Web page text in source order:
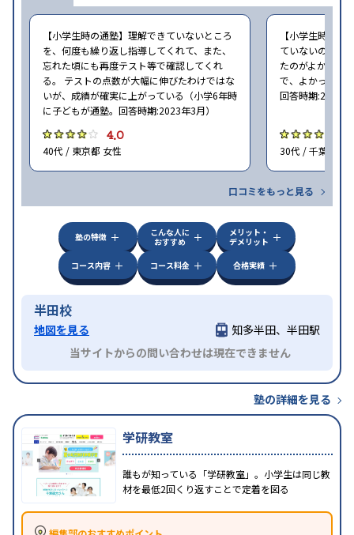
【小学生時の通塾】理解できていないところ
を、何度も繰り返し指導してくれて、また、
忘れた頃にも再度テスト等で確認してくれ
る。 テストの点数が大幅に伸びたわけではな
いが、成績が確実に上がっている（小学6年時
に子どもが通塾。回答時期:2023年3月）
4.0
40代 / 東京都 女性
【小学生時の通
ていないので、
たのがよかった
で、よかった（
回答時期:2023
30代 / 千葉県 女
口コミをもっと見る
塾の特徴
こんな人に
おすすめ
メリット・
デメリット
コース内容
コース料金 合格実績
半田校
地図を見る
知多半田、半田駅
当サイトからの問い合わせは現在できません
塾の詳細を見る
学研教室
誰もが知っている「学研教室」。小学生は同じ教
材を最低2回くり返すことで定着を図る